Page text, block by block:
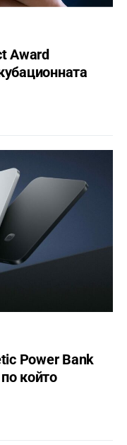
Award
Power Bank
който